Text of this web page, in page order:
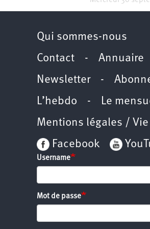
Qui sommes-nous
Contact - Annuaire
Newsletter-
L’hebdo - Le
Mentions légales /
Facebook
Username
Mot de passe